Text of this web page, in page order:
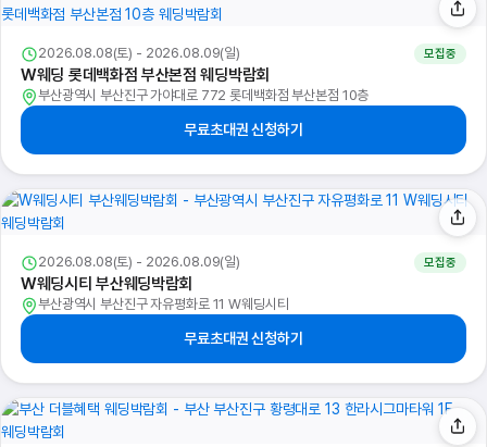
2026.08.08(토) - 2026.08.09(일) 모집중
W웨딩 롯데백화점 부산본점 웨딩박람회
부산광역시 부산진구 가야대로 772 롯데백화점 부산본점 10층
무료초대권 신청하기
2026.08.08(토) - 2026.08.09(일) 모집중
W웨딩시티 부산웨딩박람회
부산광역시 부산진구 자유평화로 11 W웨딩시티
무료초대권 신청하기